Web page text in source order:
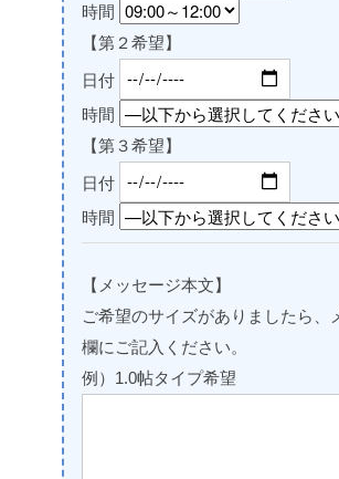
時間
【第２希望】
日付
時間
【第３希望】
日付
時間
【メッセージ本文】
ご希望のサイズがありましたら、
欄にご記入ください。
例）1.0帖タイプ希望